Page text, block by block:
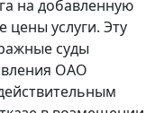
на добавленную
цены услуги. Эту
суды
ОАО